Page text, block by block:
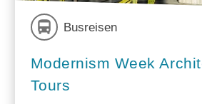
Busreisen
Modernism Week
Tours